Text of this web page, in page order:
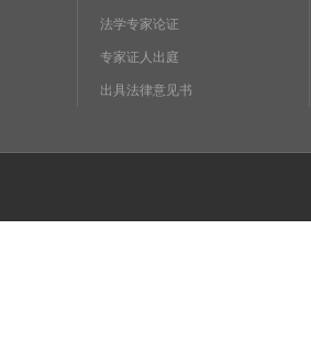
法学专家论证
专家证人出庭
出具法律意见书